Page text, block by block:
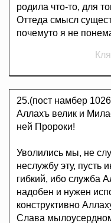
родила что-то, для
Оттеда смысл
почемуто я не
25.(пост намбер
Аллахъ велик и
ней Пророки!
Уволились мы, не
неслужбу эту, пусть
гибкий, ибо служба
надобен и нужен
конструктивно
Слава